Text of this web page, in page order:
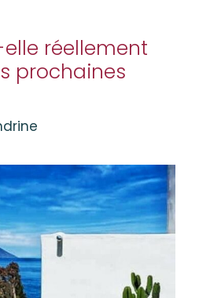
réellement
prochaines